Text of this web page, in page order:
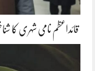
قائداعظم نامی شہری کا